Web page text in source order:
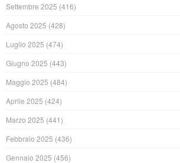
Settembre 2025 (416)
Agosto 2025 (428)
Luglio 2025 (474)
Giugno 2025 (443)
Maggio 2025 (484)
Aprile 2025 (424)
Marzo 2025 (441)
Febbraio 2025 (436)
Gennaio 2025 (456)